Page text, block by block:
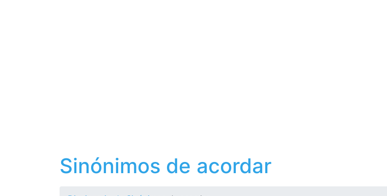
Sinónimos de acordar